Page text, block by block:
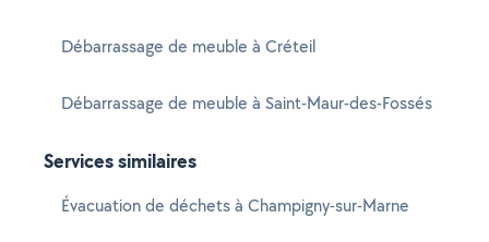
Débarrassage de meuble à Créteil
Débarrassage de meuble à Saint-Maur-des-Fossés
Services similaires
Évacuation de déchets à Champigny-sur-Marne